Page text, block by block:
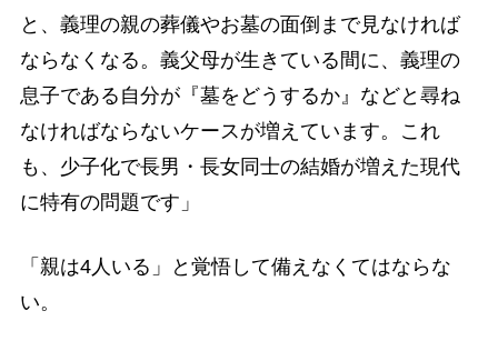
と、義理の親の葬儀やお墓の面倒まで見なければ
ならなくなる。義父母が生きている間に、義理の
息子である自分が『墓をどうするか』などと尋ね
なければならないケースが増えています。これ
も、少子化で長男・長女同士の結婚が増えた現代
に特有の問題です」
「親は4人いる」と覚悟して備えなくてはならな
い。